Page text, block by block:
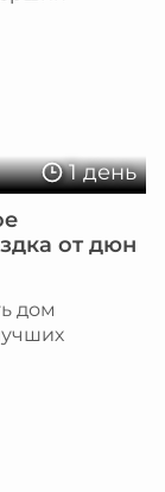
1 день
от дюн
дом